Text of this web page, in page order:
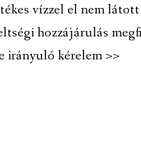
vízzel el nem
hozzájárulás
irányuló kérelem >>